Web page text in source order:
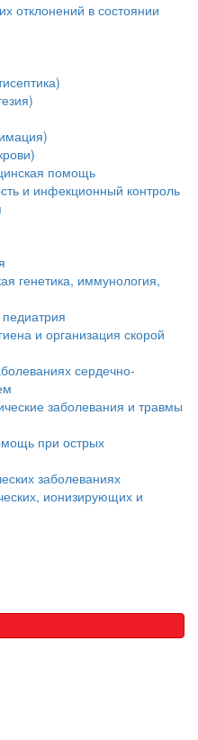
отклонений в состоянии
помощь
и инфекционный контроль
генетика, иммунология,
и организация скорой
сердечно-
заболевания и травмы
при острых
заболеваниях
ионизирующих и